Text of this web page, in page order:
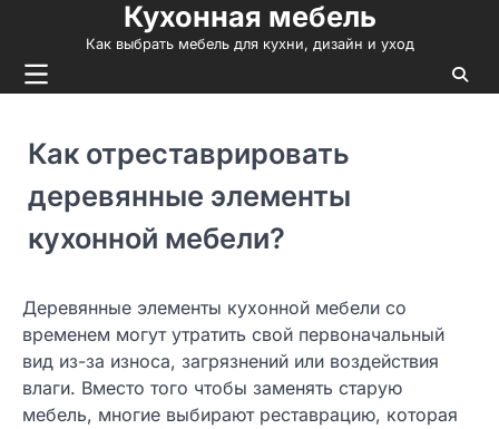
content
Кухонная мебель
Как выбрать мебель для кухни, дизайн и уход
Как отреставрировать
деревянные элементы
кухонной мебели?
Деревянные элементы кухонной мебели со
временем могут утратить свой первоначальный
вид из-за износа, загрязнений или воздействия
влаги. Вместо того чтобы заменять старую
мебель, многие выбирают реставрацию, которая